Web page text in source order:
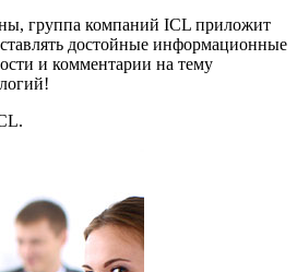
группа компаний ICL приложит
достойные информационные
и комментарии на тему